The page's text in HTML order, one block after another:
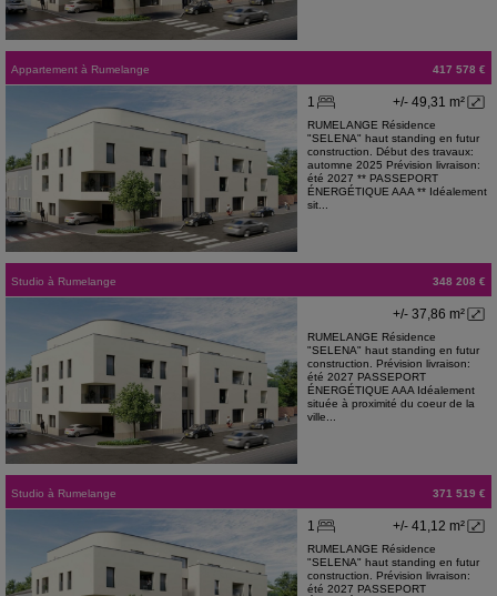
Appartement à Rumelange 417 578 €
+/- 49,31 m²
1
RUMELANGE Résidence
"SELENA" haut standing en futur
construction. Début des travaux:
automne 2025 Prévision livraison:
été 2027 ** PASSEPORT
ÉNERGÉTIQUE AAA ** Idéalement
sit...
Studio à Rumelange 348 208 €
+/- 37,86 m²
RUMELANGE Résidence
"SELENA" haut standing en futur
construction. Prévision livraison:
été 2027 PASSEPORT
ÉNERGÉTIQUE AAA Idéalement
située à proximité du coeur de la
ville...
Studio à Rumelange 371 519 €
+/- 41,12 m²
1
RUMELANGE Résidence
"SELENA" haut standing en futur
construction. Prévision livraison:
été 2027 PASSEPORT